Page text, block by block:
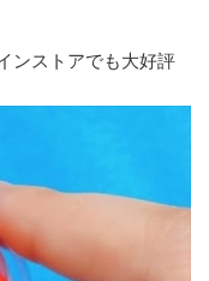
ンストアでも大好評